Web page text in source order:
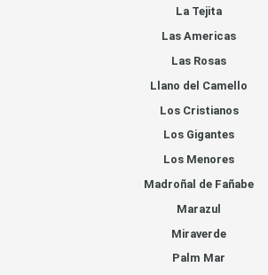
La Tejita
Las Americas
Las Rosas
Llano del Camello
Los Cristianos
Los Gigantes
Los Menores
Madroñal de Fañabe
Marazul
Miraverde
Palm Mar